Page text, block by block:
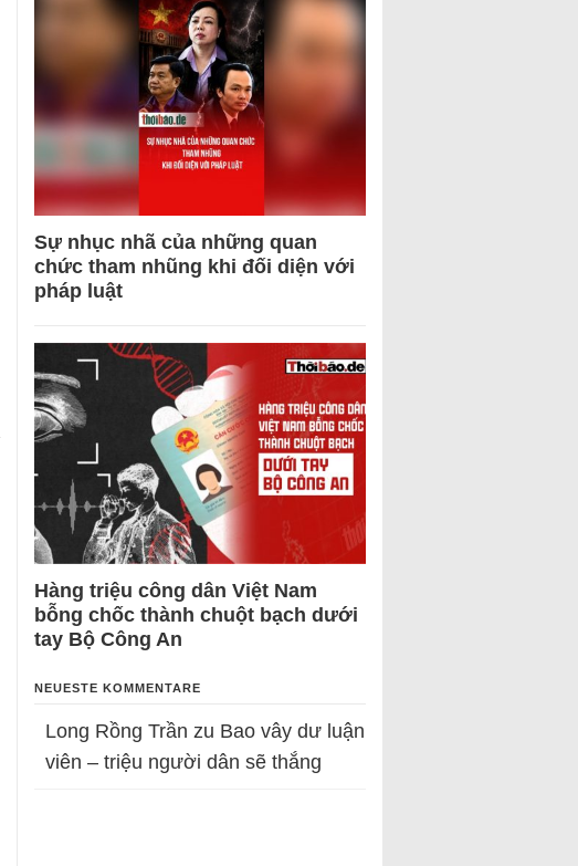
Sự nhục nhã của những quan
chức tham nhũng khi đối diện với
pháp luật
Hàng triệu công dân Việt Nam
bỗng chốc thành chuột bạch dưới
tay Bộ Công An
NEUESTE KOMMENTARE
Long Rồng Trần zu Bao vây dư luận
viên – triệu người dân sẽ thắng